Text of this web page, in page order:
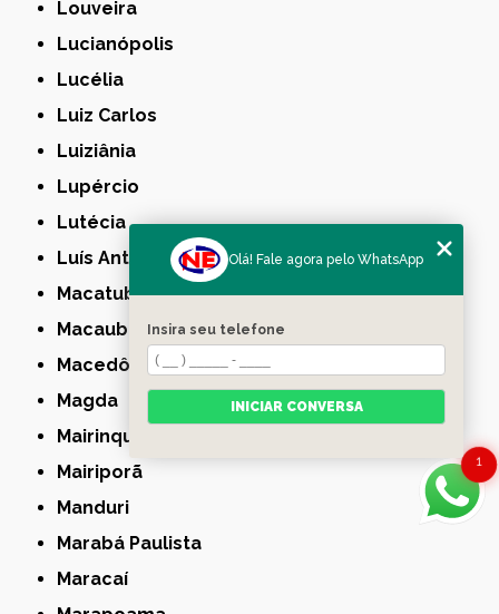
Louveira
Lucianópolis
Lucélia
Luiz Carlos
Luiziânia
Lupércio
Lutécia
Luís Antônio
Macatuba
Macaubal
Macedônia
Magda
Mairinque
Mairiporã
Manduri
Marabá Paulista
Maracaí
1
Olá! Fale agora pelo WhatsApp
Insira seu telefone
INICIAR CONVERSA